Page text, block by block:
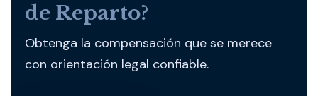
de Reparto?
Obtenga la compensación que se merece
con orientación legal confiable.